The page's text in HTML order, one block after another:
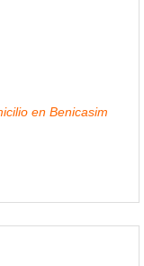
en Benicasim